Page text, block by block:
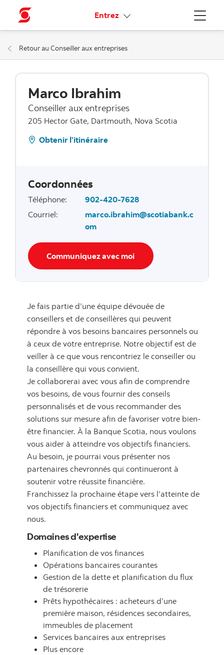
Menu
Entrez Liens connexes
Retour au Conseiller aux entreprises
Marco Ibrahim
Conseiller aux entreprises
205 Hector Gate, Dartmouth, Nova Scotia
Obtenir l’itinéraire
Coordonnées
Téléphone:
902-420-7628
Courriel:
marco.ibrahim@scotiabank.c
om
Communiquez avec moi
Je fais partie d’une équipe dévouée de
conseillers et de conseillères qui peuvent
répondre à vos besoins bancaires personnels ou
à ceux de votre entreprise. Notre objectif est de
veiller à ce que vous rencontriez le conseiller ou
la conseillère qui vous convient.
Je collaborerai avec vous afin de comprendre
vos besoins, de vous fournir des conseils
personnalisés et de vous recommander des
solutions sur mesure afin de favoriser votre bien-
être financier. À la Banque Scotia, nous voulons
vous aider à atteindre vos objectifs financiers.
Au besoin, je pourrai vous présenter nos
partenaires chevronnés qui continueront à
soutenir votre réussite financière.
Franchissez la prochaine étape vers l’atteinte de
vos objectifs financiers et communiquez avec
nous.
Domaines d'expertise
Planification de vos finances
Opérations bancaires courantes
Gestion de la dette et planification du flux
de trésorerie
Prêts hypothécaires : acheteurs d’une
première maison, résidences secondaires,
immeubles de placement
Services bancaires aux entreprises
Plus encore